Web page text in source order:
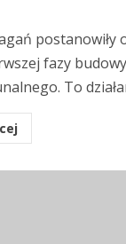
postanowiły
fazy
To